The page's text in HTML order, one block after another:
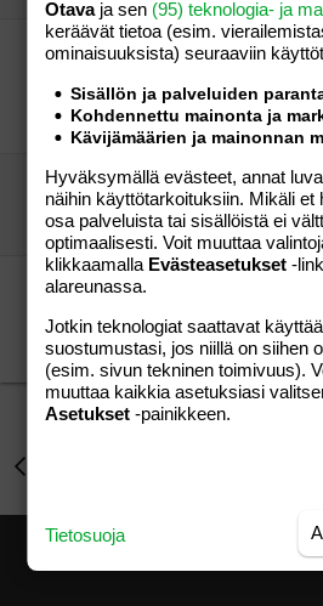
!!! ruoka-apuja !!!
2
JONSERED Karhunkantaja
Yäk ku tuli huono olo...
ällötys
Aihe vapaa
1
Nanna1980
mitäs kaikkee mä voisin
vakiovieras Aihe vapaa
9
vadelma ballerina
Otavaja sen (95) teknologia- ja
keräävät tietoa (esim.
ominaisuuk­sista) seuraaviin
Sisällön ja palveluiden
Kohdennettu mainonta ja
Kävijämäärien ja mainonnan
Hyväksymällä evästeet, annat
näihin käyttötarkoituksiin. Mikäli
osa palveluista tai sisällöistä ei
optimaalisesti. Voit muuttaa
klikkaamalla Evästeasetukset -
alareunassa.
Jotkin teknologiat saattavat
suostumustasi, jos niillä on siihen
(esim. sivun tekninen toimivuus).
muuttaa kaikkia asetuksiasi
Asetukset -painikkeen.
Tietosuoja